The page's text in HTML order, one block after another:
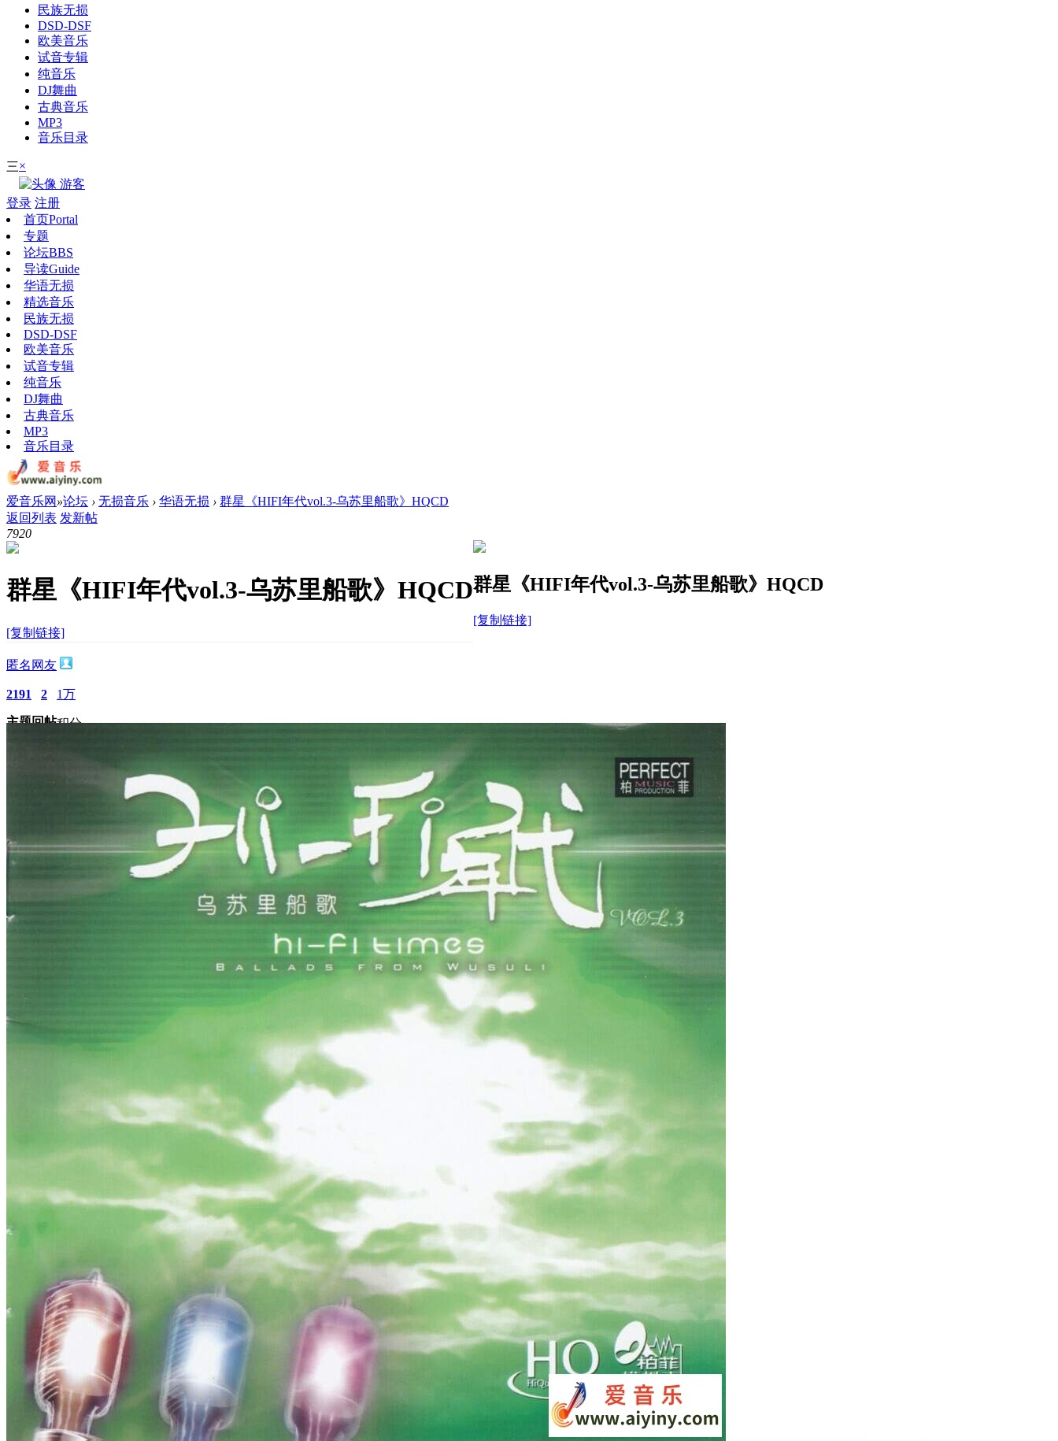
民族无损
DSD-DSF
欧美音乐
试音专辑
纯音乐
DJ舞曲
古典音乐
MP3
音乐目录
三×
游客
登录 注册
首页Portal
专题
论坛BBS
导读Guide
华语无损
精选音乐
民族无损
DSD-DSF
欧美音乐
试音专辑
纯音乐
DJ舞曲
古典音乐
MP3
音乐目录
爱音乐网 »论坛 › 无损音乐 › 华语无损 › 群星《HIFI年代vol.3-乌苏里船歌》HQCD
返回列表 发新帖
7920
群星《HIFI年代vol.3-乌苏里船歌》HQCD
[复制链接]
群星《HIFI年代vol.3-乌苏里船歌》HQCD
[复制链接]
匿名网友
2191
主题
2
回帖
1万
积分
显示全部楼层 /阅读模式